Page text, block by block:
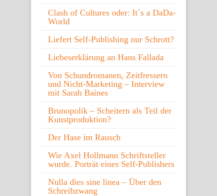
Clash of Cultures oder: It´s a DaDa-
World
Liefert Self-Publishing nur Schrott?
Liebeserklärung an Hans Fallada
Von Schundromanen, Zeitfressern
und Nicht-Marketing – Interview
mit Sarah Baines
Brunopolik – Scheitern als Teil der
Kunstproduktion?
Der Hase im Rausch
Wie Axel Hollmann Schriftsteller
wurde. Porträt eines Self-Publishers
Nulla dies sine linea – Über den
Schreibzwang